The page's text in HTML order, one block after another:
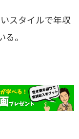
スタイルで年収
。